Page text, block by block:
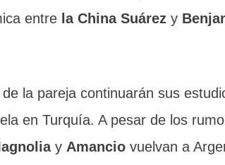
entre la China Suárez y
la pareja continuarán sus
en Turquía. A pesar de los
y Amancio vuelvan a